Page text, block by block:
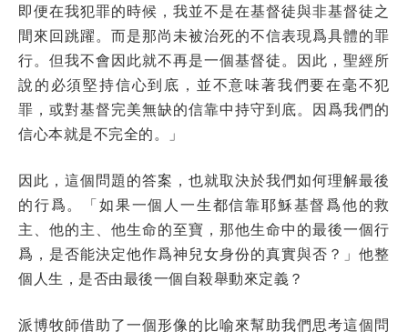
即便在我犯罪的時候，我並不是在基督徒與非基督徒之
間來回跳躍。而是那尚未被治死的不信表現爲具體的罪
行。但我不會因此就不再是一個基督徒。因此，聖經所
說的必須堅持信心到底，並不意味著我們要在毫不犯
罪，或對基督完美無缺的信靠中持守到底。因爲我們的
信心本就是不完全的。」
因此，這個問題的答案，也就取決於我們如何理解最後
的行爲。「如果一個人一生都信靠耶穌基督爲他的救
主、他的主、他生命的至寶，那他生命中的最後一個行
爲，是否能決定他作爲神兒女身份的真實與否？」他整
個人生，是否由最後一個自殺舉動來定義？
派博牧師借助了一個形像的比喻來幫助我們思考這個問